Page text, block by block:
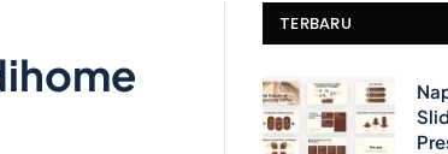
TERBARU